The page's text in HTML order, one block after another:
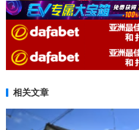
相关文章